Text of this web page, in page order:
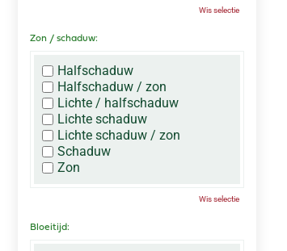
Wis selectie
Zon / schaduw:
Halfschaduw
Halfschaduw / zon
Lichte / halfschaduw
Lichte schaduw
Lichte schaduw / zon
Schaduw
Zon
Wis selectie
Bloeitijd: